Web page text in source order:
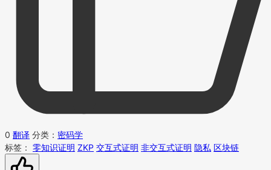
0 翻译 分类： 密码学
标签： 零知识证明 ZKP 交互式证明 非交互式证明 隐私 区块链